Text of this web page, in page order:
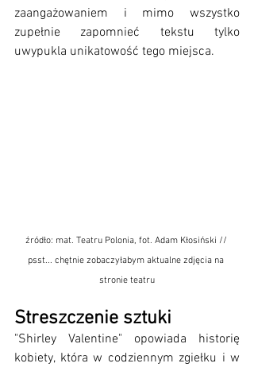
zaangażowaniem i mimo wszystko
zupełnie zapomnieć tekstu tylko
uwypukla unikatowość tego miejsca.
źródło: mat. Teatru Polonia, fot. Adam Kłosiński //
psst... chętnie zobaczyłabym aktualne zdjęcia na
stronie teatru
Streszczenie sztuki
"Shirley Valentine" opowiada historię
kobiety, która w codziennym zgiełku i w